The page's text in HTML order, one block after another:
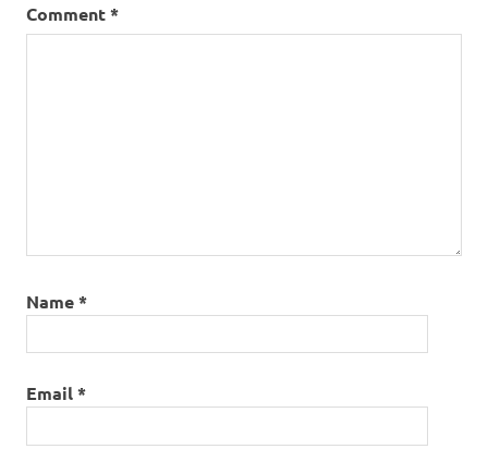
Comment*
Name*
Email*